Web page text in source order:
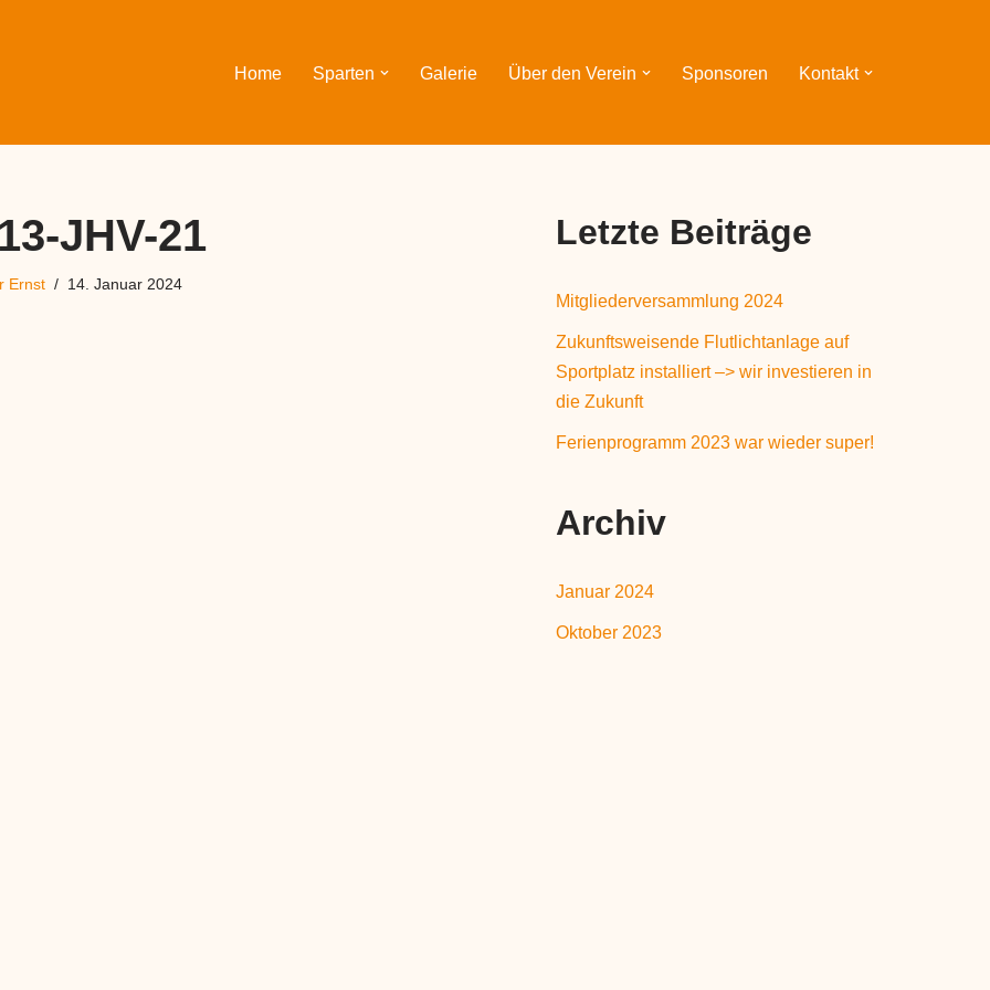
Home Sparten Galerie Über den Verein Sponsoren Kontakt
JHV-21
Ernst 14. Januar 2024
Letzte Beiträge
Mitgliederversammlung 2024
Zukunftsweisende Flutlichtanlage auf
Sportplatz installiert –> wir investieren in
die Zukunft
Ferienprogramm 2023 war wieder super!
Archiv
Januar 2024
Oktober 2023